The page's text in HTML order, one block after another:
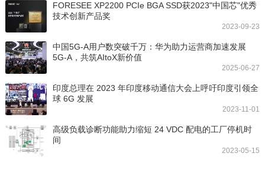
FORESEE XP2200 PCIe BGA SSD获2023"中国芯"优秀
技术创新产品奖
2023-09-23
中国5G-A用户数突破千万：华为助力运营商加速发展
5G-A，共筑AItoX新价值
2025-06-27
印度总理在 2023 年印度移动通信大会上呼吁印度引领全
球 6G 发展
2023-11-01
高级负载诊断功能助力缩短 24 VDC 配电的工厂停机时
间
2023-05-15